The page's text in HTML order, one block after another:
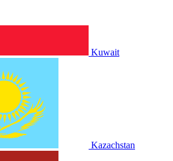
Kuwait
Kazachstan